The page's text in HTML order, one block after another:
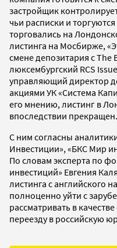
застройщик
чьи расписки и
торговались на
листинга на Мосбирже,
смене депозитария с The
люксембургский RCS
управляющий директор
акциями УК «Система
его мнению, листинг в
впоследствии прекращен.
С ним согласны
Инвестиции», «БКС Мир
По словам эксперта по
инвестиций» Евгения
листинга с английского
полноценно уйти с
рассматривать в
переезду в российскую